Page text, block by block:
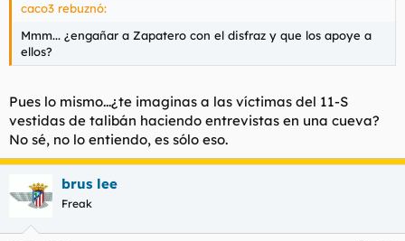
caco3 rebuznó:
Mmm... ¿engañar a Zapatero con el disfraz y que los apoye a
ellos?
Pues lo mismo...¿te imaginas a las víctimas del 11-S
vestidas de talibán haciendo entrevistas en una cueva?
No sé, no lo entiendo, es sólo eso.
brus lee
Freak